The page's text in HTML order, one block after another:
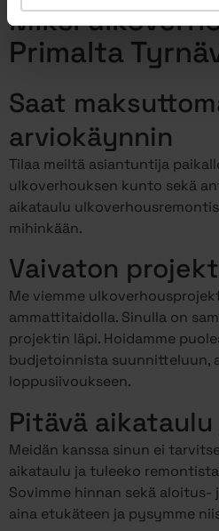
Miksi
Primalta
Saat
arviokäynnin
Tilaa meiltä asiantuntija
ulkoverhouksen kunto sekä
aikataulu
mihinkään.
Vaivaton
Me viemme
ammattitaidolla. Sinulla on
projektin läpi. Hoidamme
budjetoinnista suunnitteluun,
loppusiivoukseen.
Pitävä
Meidän kanssa sinun ei
aikataulu ja tuleeko
Sovimme hinnan sekä
aina etukäteen ja pysymme